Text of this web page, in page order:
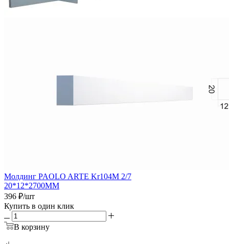
Молдинг PAOLO ARTE Kr104M 2/7
20*12*2700ММ
396 ₽/шт
Купить в один клик
В корзину